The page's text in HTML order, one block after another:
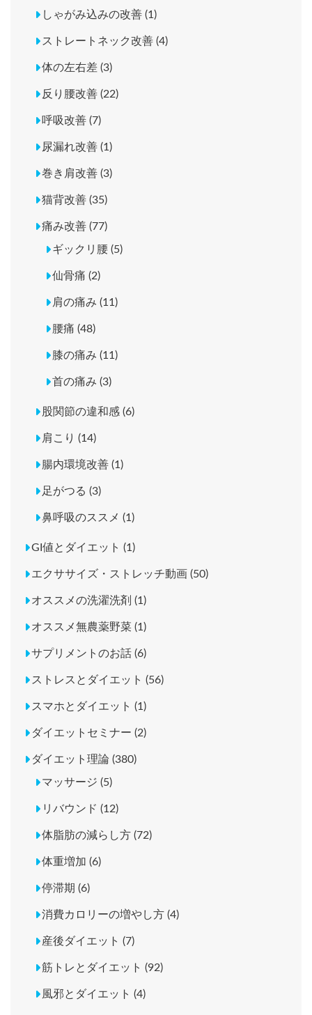
しゃがみ込みの改善 (1)
ストレートネック改善 (4)
体の左右差 (3)
反り腰改善 (22)
呼吸改善 (7)
尿漏れ改善 (1)
巻き肩改善 (3)
猫背改善 (35)
痛み改善 (77)
ギックリ腰 (5)
仙骨痛 (2)
肩の痛み (11)
腰痛 (48)
膝の痛み (11)
首の痛み (3)
股関節の違和感 (6)
肩こり (14)
腸内環境改善 (1)
足がつる (3)
鼻呼吸のススメ (1)
GI値とダイエット (1)
エクササイズ・ストレッチ動画 (50)
オススメの洗濯洗剤 (1)
オススメ無農薬野菜 (1)
サプリメントのお話 (6)
ストレスとダイエット (56)
スマホとダイエット (1)
ダイエットセミナー (2)
ダイエット理論 (380)
マッサージ (5)
リバウンド (12)
体脂肪の減らし方 (72)
体重増加 (6)
停滞期 (6)
消費カロリーの増やし方 (4)
産後ダイエット (7)
筋トレとダイエット (92)
風邪とダイエット (4)